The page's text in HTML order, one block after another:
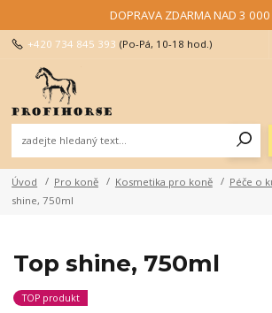
DOPRAVA ZDARMA NAD 3 000
+420 734 845 393 (Po-Pá, 10-18 hod.)
Úvod Pro koně Kosmetika pro koně Péče o
shine, 750ml
Top shine, 750ml
TOP produkt